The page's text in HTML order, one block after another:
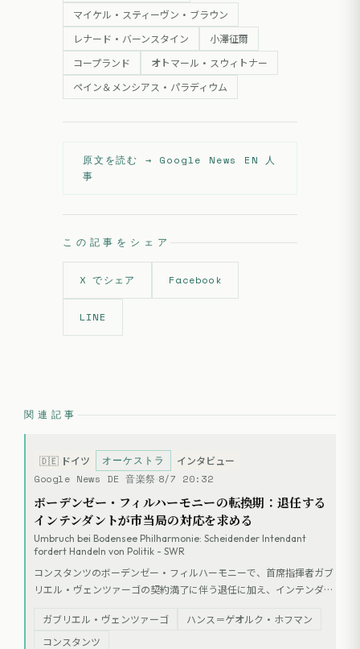
マイケル・スティーヴン・ブラウン
レナード・バーンスタイン 小澤征爾
コープランド オトマール・スウィトナー
ペイン＆メンシアス・パラディウム
原文を読む → Google News EN 人
事
この記事をシェア
X でシェア Facebook
LINE
関連記事
🇩🇪 ドイツ オーケストラ インタビュー
Google News DE 音楽祭 8/7 20:32
ボーデンゼー・フィルハーモニーの転換期：退任する
インテンダントが市当局の対応を求める
Umbruch bei Bodensee Philharmonie: Scheidender Intendant
fordert Handeln von Politik - SWR
コンスタンツのボーデンゼー・フィルハーモニーで、首席指揮者ガブ
リエル・ヴェンツァーゴの契約満了に伴う退任に加え、インテンダン
を発表した。ホフマンは自身の独立を理由に挙げつつ、市の財政難に
よる予算削減が懸念される中、楽団の将来に向けた市当局の明確な決
ガブリエル・ヴェンツァーゴ
ハンス＝ゲオルク・ホフマン
コンスタンツ